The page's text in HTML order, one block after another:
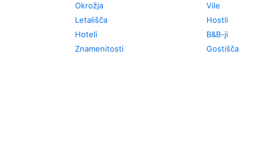
Okrožja
Letališča
Hoteli
Znamenitosti
Vile
Hostli
B&B-ji
Gostišča